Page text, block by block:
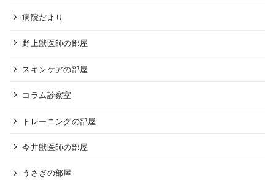
病院だより
野上獣医師の部屋
スキンケアの部屋
コラム診察室
トレーニングの部屋
今井獣医師の部屋
うさぎの部屋